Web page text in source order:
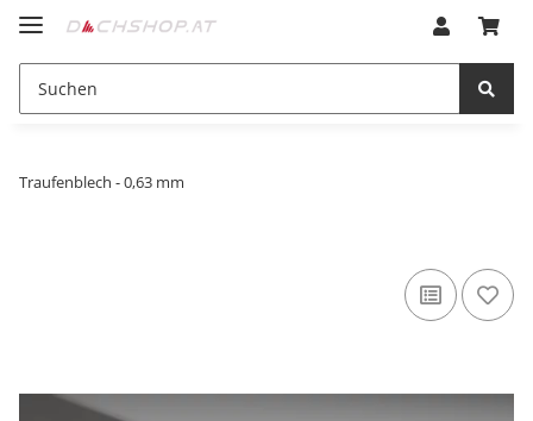
Traufenblech - 0,63 mm